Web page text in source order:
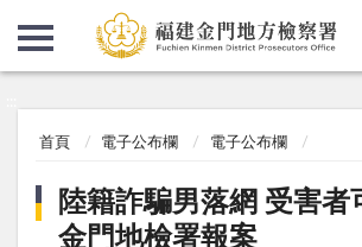
首頁 電子公布欄 電子公布欄
陸籍詐騙男落網 受害者
金門地檢署報案